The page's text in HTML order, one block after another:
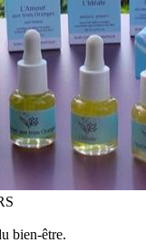
bien-être.